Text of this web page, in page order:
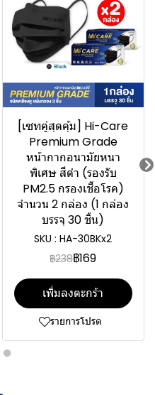
[เซทคู่สุดคุ้ม] Hi-Care
Premium Grade
หน้ากากอนามัยหนา
พิเศษ สีดำ (รองรับ
PM2.5 กรองเชื้อโรค)
จำนวน 2 กล่อง (1 กล่อง
บรรจุ 30 ชิ้น)
SKU : HA-30BKx2
฿238฿169
เพิ่มลงตะกร้า
รายการโปรด